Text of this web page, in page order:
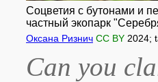
Соцветия с бутонами и
частный экопарк
Оксана Ризнич CC BY 2024;
Can you